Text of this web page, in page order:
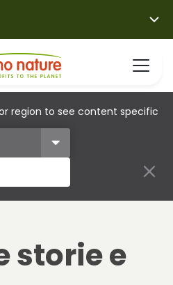
region to see content specific
storie e